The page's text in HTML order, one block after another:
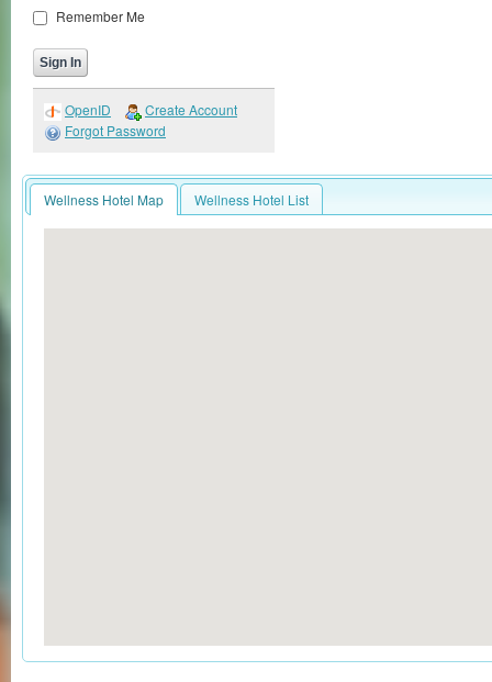
Remember Me
OpenID
Create Account
Forgot Password
Wellness Hotel Map Wellness Hotel List